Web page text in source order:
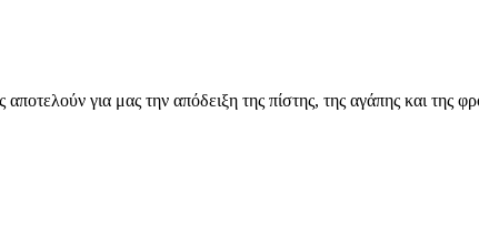
για μας την απόδειξη της πίστης, της αγάπης και της